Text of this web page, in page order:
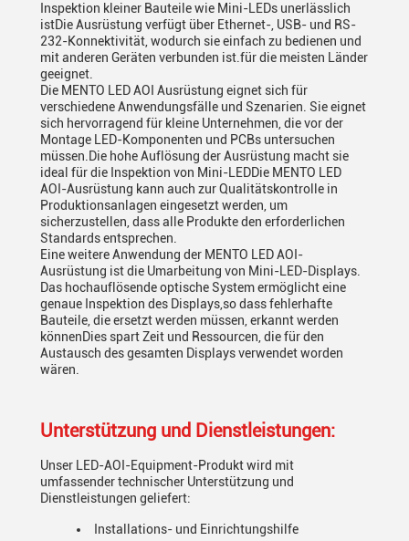
Inspektion kleiner Bauteile wie Mini-LEDs unerlässlich
istDie Ausrüstung verfügt über Ethernet-, USB- und RS-
232-Konnektivität, wodurch sie einfach zu bedienen und
mit anderen Geräten verbunden ist.für die meisten Länder
geeignet.
Die MENTO LED AOI Ausrüstung eignet sich für
verschiedene Anwendungsfälle und Szenarien. Sie eignet
sich hervorragend für kleine Unternehmen, die vor der
Montage LED-Komponenten und PCBs untersuchen
müssen.Die hohe Auflösung der Ausrüstung macht sie
ideal für die Inspektion von Mini-LEDDie MENTO LED
AOI-Ausrüstung kann auch zur Qualitätskontrolle in
Produktionsanlagen eingesetzt werden, um
sicherzustellen, dass alle Produkte den erforderlichen
Standards entsprechen.
Eine weitere Anwendung der MENTO LED AOI-
Ausrüstung ist die Umarbeitung von Mini-LED-Displays.
Das hochauflösende optische System ermöglicht eine
genaue Inspektion des Displays,so dass fehlerhafte
Bauteile, die ersetzt werden müssen, erkannt werden
könnenDies spart Zeit und Ressourcen, die für den
Austausch des gesamten Displays verwendet worden
wären.
Unterstützung und Dienstleistungen:
Unser LED-AOI-Equipment-Produkt wird mit
umfassender technischer Unterstützung und
Dienstleistungen geliefert:
Installations- und Einrichtungshilfe